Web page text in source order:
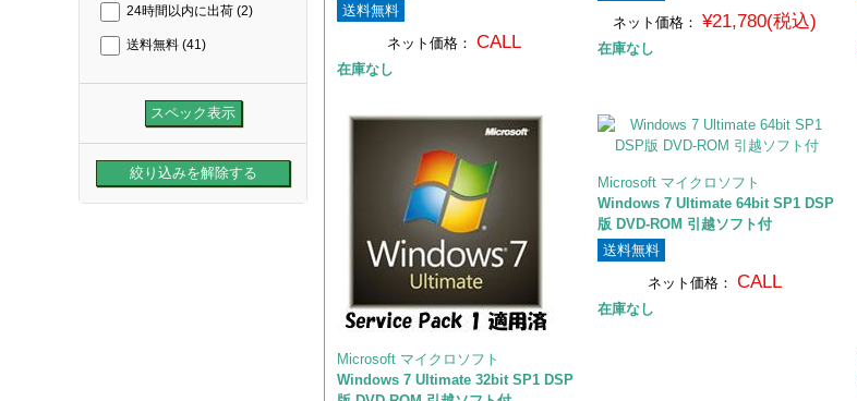
24時間以内に出荷 (2)
送料無料 (41)
送料無料
ネット価格：
CALL
在庫なし
ネット価格：
¥21,780(税込)
在庫なし
Microsoft マイクロソフト
Windows 7 Ultimate 32bit SP1 DSP
Microsoft マイクロソフト
Windows 7 Ultimate 64bit SP1 DSP
版 DVD-ROM 引越ソフト付
送料無料
ネット価格：
CALL
在庫なし